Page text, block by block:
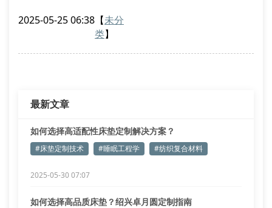
1. 了解床垫材质是关键
2025-05-25 06:38 【未分
类】
最新文章
如何选择高适配性床垫定制解决方案？
#床垫定制技术 #睡眠工程学 #纺织复合材料
2025-05-30 07:07
如何选择高品质床垫？绍兴卓月圆定制指南